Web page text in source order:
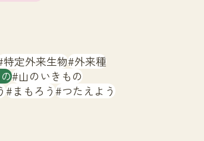
特定外来生物 外来種
山のいきもの
まもろう つたえよう